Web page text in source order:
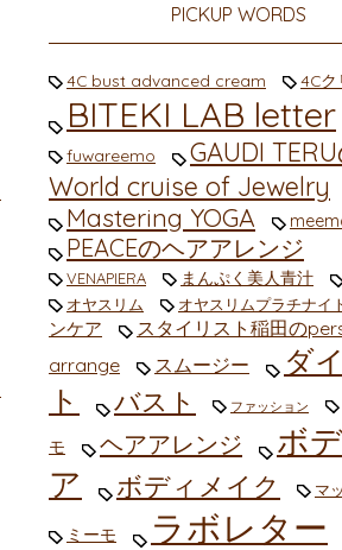
PICKUP WORDS
4C bust advanced cream 4Cク
BITEKI LAB letter
fuwareemo
GAUDI
World cruise of Jewelry
Mastering YOGA
PEACEのヘアアレンジ
VENAPIERA まんぷく美人青汁
オヤスリム オヤスリムプラチナイ
ンケア
スタイリスト稲田の
arrange
スムージー
ダ
ト
バスト ファッション
モ ヘアアレンジ
ボ
ア
ボディメイク マ
ミーモ ラボレター